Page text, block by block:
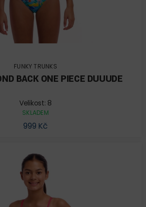
FUNKY TRUNKS
BACK ONE PIECE DUUUDE
Velikost: 8
SKLADEM
999 Kč